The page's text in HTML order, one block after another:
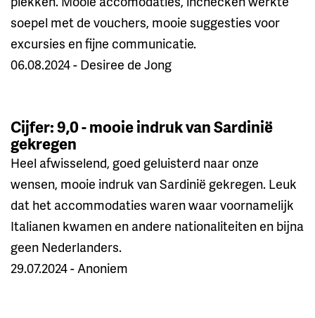
soepel met de vouchers, mooie suggesties voor
excursies en fijne communicatie.
06.08.2024 - Desiree de Jong
Cijfer: 9,0 - mooie indruk van Sardinië
gekregen
Heel afwisselend, goed geluisterd naar onze
wensen, mooie indruk van Sardinië gekregen. Leuk
dat het accommodaties waren waar voornamelijk
Italianen kwamen en andere nationaliteiten en bijna
geen Nederlanders.
29.07.2024 - Anoniem